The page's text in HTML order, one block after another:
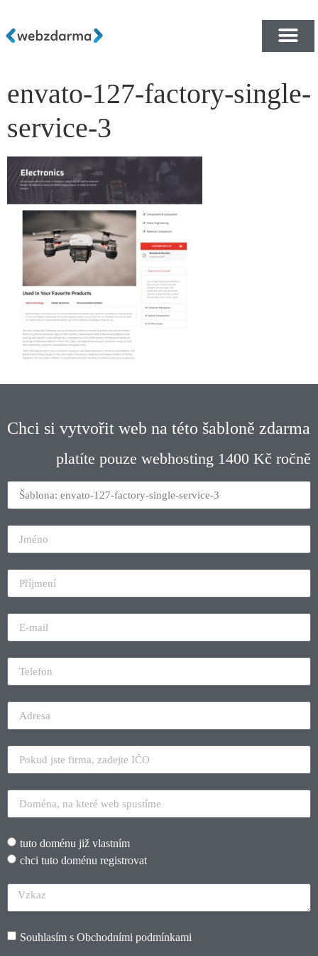
envato-127-factory-single-
service-3
Chci si vytvořit web na této šabloně zdarma
platíte pouze webhosting 1400 Kč ročně
tuto doménu již vlastním
chci tuto doménu registrovat
Souhlasím s Obchodními podmínkami